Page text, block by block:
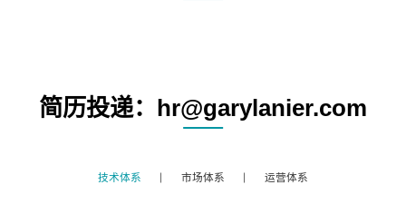
简历投递：hr@garylanier.com
技术体系 市场体系 运营体系